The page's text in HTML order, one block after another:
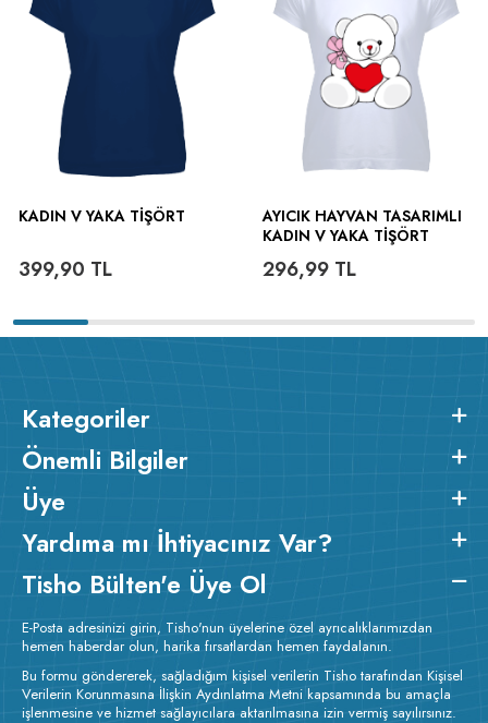
KADIN V YAKA TIŞÖRT
399,90 TL
AYICIK HAYVAN TASARIMLI
KADIN V YAKA TIŞÖRT
296,99TL
Kategoriler
Önemli Bilgiler
Üye
Yardıma mı İhtiyacınız Var?
Tisho Bülten'e Üye Ol
E-Posta adresinizi girin, Tisho'nun üyelerine özel ayrıcalıklarımızdan
hemen haberdar olun, harika fırsatlardan hemen faydalanın.
Bu formu göndererek, sağladığım kişisel verilerin Tisho tarafından Kişisel
Verilerin Korunmasına İlişkin Aydınlatma Metni kapsamında bu amaçla
işlenmesine ve hizmet sağlayıcılara aktarılmasına izin vermiş sayılırsınız.